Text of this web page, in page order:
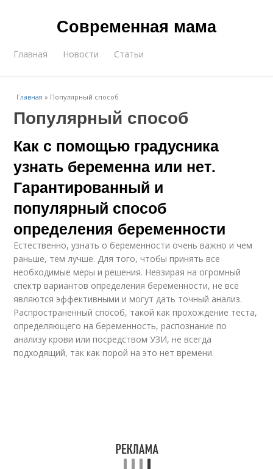
Современная мама
Главная Новости Статьи
Главная » Популярный способ
Популярный способ
Как с помощью градусника
узнать беременна или нет.
Гарантированный и
популярный способ
определения беременности
Естественно, узнать о беременности очень важно и чем
раньше, тем лучше. Для того, чтобы принять все
необходимые меры и решения. Невзирая на огромный
спектр вариантов определения беременности, не все
являются эффективными и могут дать точный анализ.
Распространенный способ, такой как прохождение теста,
определяющего на беременность, распознание по
анализу крови или посредством УЗИ, не всегда
подходящий, так как порой на это нет времени.